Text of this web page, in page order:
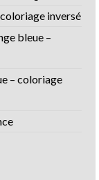
inversé
bleue –
– coloriage